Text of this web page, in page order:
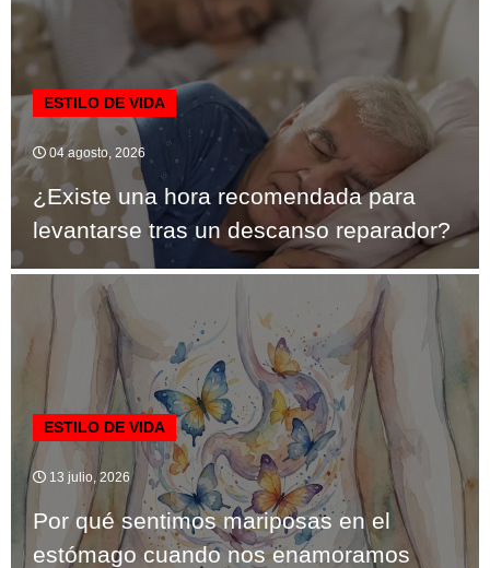
ESTILO DE VIDA
04 agosto, 2026
¿Existe una hora recomendada para
levantarse tras un descanso reparador?
ESTILO DE VIDA
13 julio, 2026
Por qué sentimos mariposas en el
estómago cuando nos enamoramos